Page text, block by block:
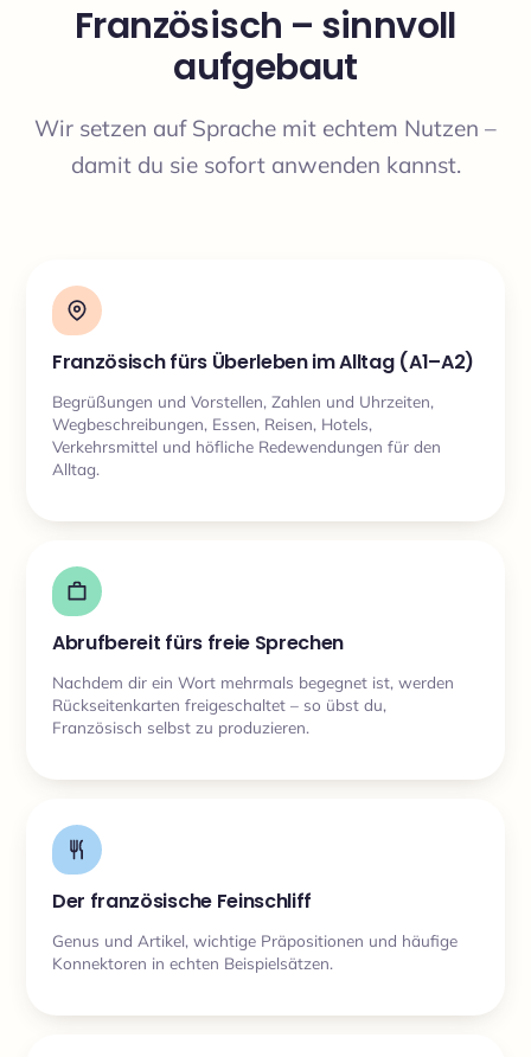
Französisch – sinnvoll
aufgebaut
Wir setzen auf Sprache mit echtem Nutzen –
damit du sie sofort anwenden kannst.
Französisch fürs Überleben im Alltag (A1–A2)
Begrüßungen und Vorstellen, Zahlen und Uhrzeiten,
Wegbeschreibungen, Essen, Reisen, Hotels,
Verkehrsmittel und höfliche Redewendungen für den
Alltag.
Abrufbereit fürs freie Sprechen
Nachdem dir ein Wort mehrmals begegnet ist, werden
Rückseitenkarten freigeschaltet – so übst du,
Französisch selbst zu produzieren.
Der französische Feinschliff
Genus und Artikel, wichtige Präpositionen und häufige
Konnektoren in echten Beispielsätzen.